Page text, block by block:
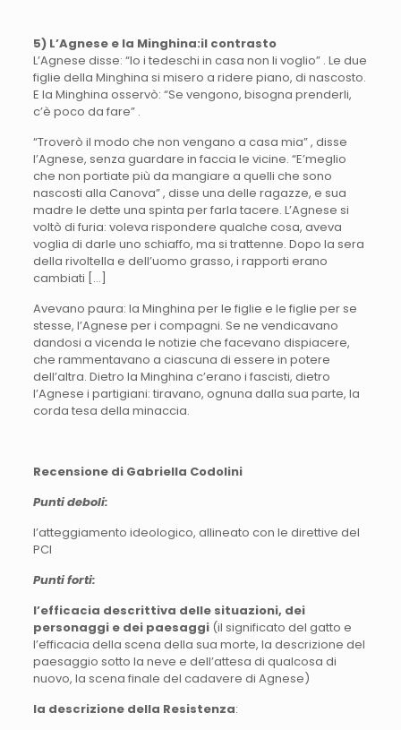
5) L’Agnesee la Minghina:il contrasto
L’Agnese disse: “Io i tedeschi in casa non li voglio” . Le due
figlie della Minghina si misero a ridere piano, di nascosto.
E la Minghina osservò: “Se vengono, bisogna prenderli,
c’è poco da fare” .
“Troverò il modo che non vengano a casa mia” , disse
l’Agnese, senza guardare in faccia le vicine. “E’meglio
che non portiate più da mangiare a quelli che sono
nascosti alla Canova” , disse una delle ragazze, e sua
madre le dette una spinta per farla tacere. L’Agnese si
voltò di furia: voleva rispondere qualche cosa, aveva
voglia di darle uno schiaffo, ma si trattenne. Dopo la sera
della rivoltella e dell’uomo grasso, i rapporti erano
cambiati […]
Avevano paura: la Minghina per le figlie e le figlie per se
stesse, l’Agnese per i compagni. Se ne vendicavano
dandosi a vicenda le notizie che facevano dispiacere,
che rammentavano a ciascuna di essere in potere
dell’altra. Dietro la Minghina c’erano i fascisti, dietro
l’Agnese i partigiani: tiravano, ognuna dalla sua parte, la
corda tesa della minaccia.
Recensione di Gabriella Codolini
Punti deboli:
l’atteggiamento ideologico, allineato con le direttive del
PCI
Punti forti:
l’efficacia descrittiva delle situazioni, dei
personaggi e dei paesaggi(il significato del gatto e
l’efficacia della scena della sua morte, la descrizione del
paesaggio sotto la neve e dell’attesa di qualcosa di
nuovo, la scena finale del cadavere di Agnese)
la descrizione della Resistenza: